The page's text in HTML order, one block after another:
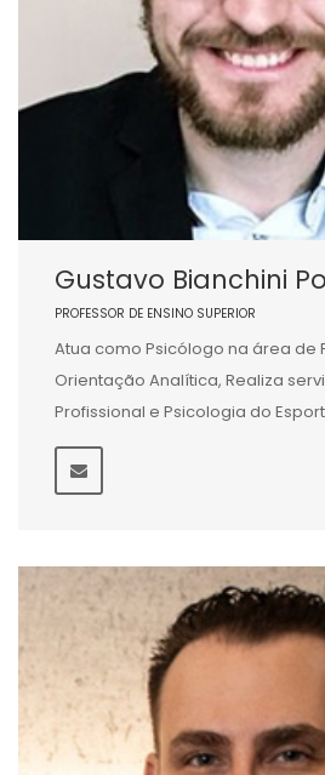
Gustavo Bianchini
PROFESSOR DE ENSINO SUPERIOR
Atua como Psicólogo na área de
Orientação Analítica, Realiza
Profissional e Psicologia do